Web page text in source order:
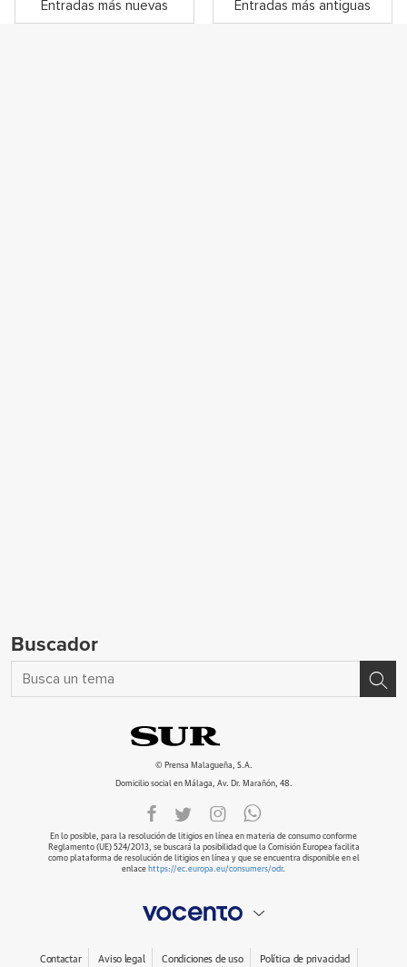
Entradas más nuevas Entradas más antiguas
Buscador
© Prensa Malagueña, S.A.
Domicilio social en Málaga, Av. Dr. Marañón, 48.
En lo posible, para la resolución de litigios en línea en materia de consumo conforme
Reglamento (UE) 524/2013, se buscará la posibilidad que la Comisión Europea facilita
como plataforma de resolución de litigios en línea y que se encuentra disponible en el
enlace https://ec.europa.eu/consumers/odr.
Contactar Aviso legal Condiciones de uso Política de privacidad